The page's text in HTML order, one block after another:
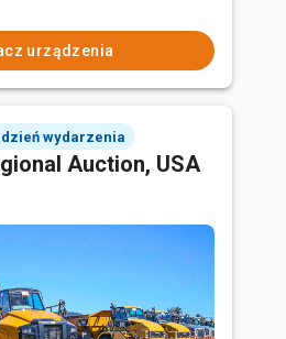
urządzenia
dzień wydarzenia
Auction, USA